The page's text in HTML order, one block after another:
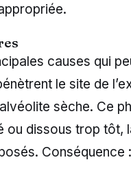
causes qui
le site de
sèche. Ce
dissous trop tôt,
Conséquence